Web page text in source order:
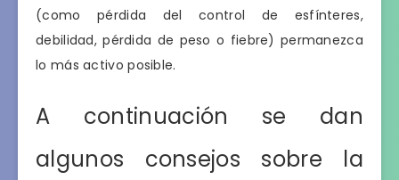
(como pérdida del control de esfínteres,
debilidad, pérdida de peso o fiebre) permanezca
lo más activo posible.
A continuación se dan
algunos consejos sobre la